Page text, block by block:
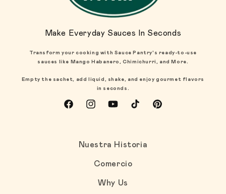
Make Everyday Sauces In Seconds
Transform your cooking with Sauce Pantry's ready-to-use
sauces like Mango Habanero, Chimichurri, and More.
Empty the sachet, add liquid, shake, and enjoy gourmet flavors
in seconds.
FacebookInstagramYouTubeTikTokPinterest
Nuestra Historia
Comercio
Why Us